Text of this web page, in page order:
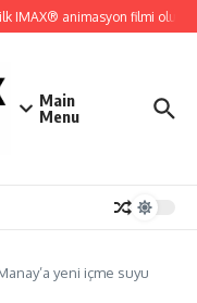
IMAX® animasyon filmi oluyor
Main
Menu
yeni içme suyu